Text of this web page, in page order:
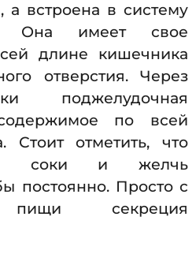
а встроена в систему
Она имеет свое
длине кишечника
отверстия. Через
поджелудочная
по всей
Стоит отметить, что
соки и желчь
постоянно. Просто с
пищи секреция